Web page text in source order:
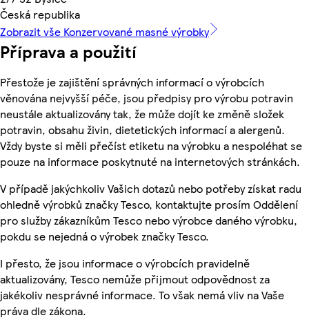
Česká republika
Zobrazit vše Konzervované masné výrobky
Příprava a použití
Přestože je zajištění správných informací o výrobcích
věnována nejvyšší péče, jsou předpisy pro výrobu potravin
neustále aktualizovány tak, že může dojít ke změně složek
potravin, obsahu živin, dietetických informací a alergenů.
Vždy byste si měli přečíst etiketu na výrobku a nespoléhat se
pouze na informace poskytnuté na internetových stránkách.
V případě jakýchkoliv Vašich dotazů nebo potřeby získat radu
ohledně výrobků značky Tesco, kontaktujte prosím Oddělení
pro služby zákazníkům Tesco nebo výrobce daného výrobku,
pokdu se nejedná o výrobek značky Tesco.
I přesto, že jsou informace o výrobcích pravidelně
aktualizovány, Tesco nemůže přijmout odpovědnost za
jakékoliv nesprávné informace. To však nemá vliv na Vaše
práva dle zákona.